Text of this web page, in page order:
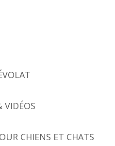
VIDÉOS
CHIENS ET CHATS